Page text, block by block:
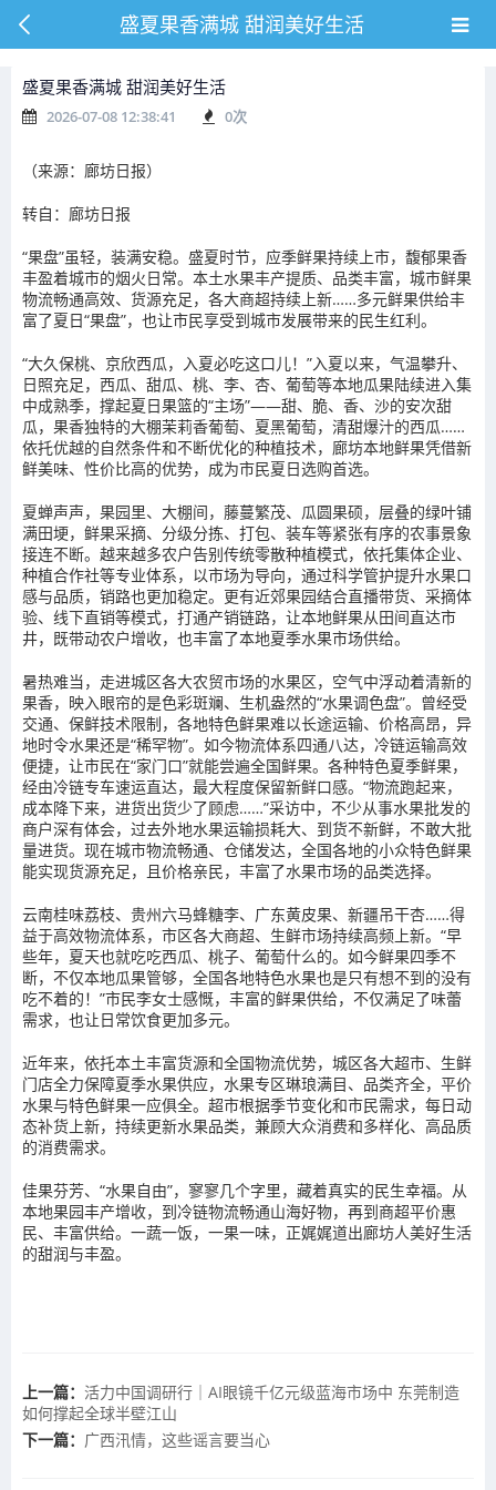
盛夏果香满城 甜润美好生活
盛夏果香满城 甜润美好生活
2026-07-08 12:38:41 0次
（来源：廊坊日报）
转自：廊坊日报
“果盘”虽轻，装满安稳。盛夏时节，应季鲜果持续上市，馥郁果香
丰盈着城市的烟火日常。本土水果丰产提质、品类丰富，城市鲜果
物流畅通高效、货源充足，各大商超持续上新……多元鲜果供给丰
富了夏日“果盘”，也让市民享受到城市发展带来的民生红利。
“大久保桃、京欣西瓜，入夏必吃这口儿！”入夏以来，气温攀升、
日照充足，西瓜、甜瓜、桃、李、杏、葡萄等本地瓜果陆续进入集
中成熟季，撑起夏日果篮的“主场”——甜、脆、香、沙的安次甜
瓜，果香独特的大棚茉莉香葡萄、夏黑葡萄，清甜爆汁的西瓜……
依托优越的自然条件和不断优化的种植技术，廊坊本地鲜果凭借新
鲜美味、性价比高的优势，成为市民夏日选购首选。
夏蝉声声，果园里、大棚间，藤蔓繁茂、瓜圆果硕，层叠的绿叶铺
满田埂，鲜果采摘、分级分拣、打包、装车等紧张有序的农事景象
接连不断。越来越多农户告别传统零散种植模式，依托集体企业、
种植合作社等专业体系，以市场为导向，通过科学管护提升水果口
感与品质，销路也更加稳定。更有近郊果园结合直播带货、采摘体
验、线下直销等模式，打通产销链路，让本地鲜果从田间直达市
井，既带动农户增收，也丰富了本地夏季水果市场供给。
暑热难当，走进城区各大农贸市场的水果区，空气中浮动着清新的
果香，映入眼帘的是色彩斑斓、生机盎然的“水果调色盘”。曾经受
交通、保鲜技术限制，各地特色鲜果难以长途运输、价格高昂，异
地时令水果还是“稀罕物”。如今物流体系四通八达，冷链运输高效
便捷，让市民在“家门口”就能尝遍全国鲜果。各种特色夏季鲜果，
经由冷链专车速运直达，最大程度保留新鲜口感。“物流跑起来，
成本降下来，进货出货少了顾虑……”采访中，不少从事水果批发的
商户深有体会，过去外地水果运输损耗大、到货不新鲜，不敢大批
量进货。现在城市物流畅通、仓储发达，全国各地的小众特色鲜果
能实现货源充足，且价格亲民，丰富了水果市场的品类选择。
云南桂味荔枝、贵州六马蜂糖李、广东黄皮果、新疆吊干杏……得
益于高效物流体系，市区各大商超、生鲜市场持续高频上新。“早
些年，夏天也就吃吃西瓜、桃子、葡萄什么的。如今鲜果四季不
断，不仅本地瓜果管够，全国各地特色水果也是只有想不到的没有
吃不着的！”市民李女士感慨，丰富的鲜果供给，不仅满足了味蕾
需求，也让日常饮食更加多元。
近年来，依托本土丰富货源和全国物流优势，城区各大超市、生鲜
门店全力保障夏季水果供应，水果专区琳琅满目、品类齐全，平价
水果与特色鲜果一应俱全。超市根据季节变化和市民需求，每日动
态补货上新，持续更新水果品类，兼顾大众消费和多样化、高品质
的消费需求。
佳果芬芳、“水果自由”，寥寥几个字里，藏着真实的民生幸福。从
本地果园丰产增收，到冷链物流畅通山海好物，再到商超平价惠
民、丰富供给。一蔬一饭，一果一味，正娓娓道出廊坊人美好生活
的‌甜润与丰盈‌。
上一篇： 活力中国调研行｜AI眼镜千亿元级蓝海市场中 东莞制造
如何撑起全球半壁江山
下一篇： 广西汛情，这些谣言要当心